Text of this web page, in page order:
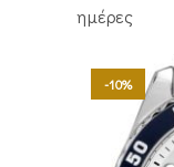
ημέρες
-10%